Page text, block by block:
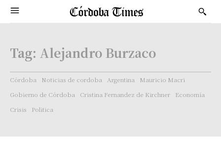
Tag: Alejandro Burzaco
Córdoba Noticias de cordoba Argentina
Mauricio Macri
Gobierno de Córdoba
Cristina Fernandez de Kirchner
Economía
Crisis
Politica